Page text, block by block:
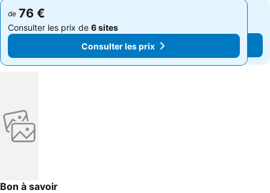
de 76 €
Consulter les prix de 6 sites
Consulter les prix
de 76 €
Consulter les prix de 6 sites
Consulter les prix
Bon à savoir